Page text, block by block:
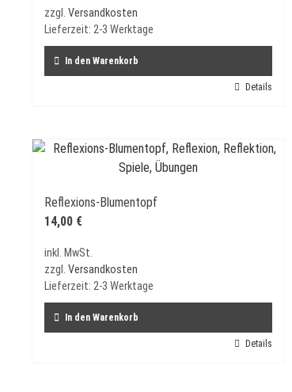
zzgl. Versandkosten
Lieferzeit: 2-3 Werktage
In den Warenkorb
Details
Reflexions-Blumentopf
14,00 €
inkl. MwSt.
zzgl. Versandkosten
Lieferzeit: 2-3 Werktage
In den Warenkorb
Details